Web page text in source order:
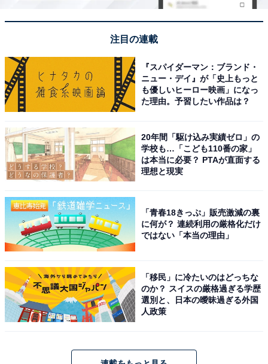
※回答者コメントは原文ママです
・
「物価高でも給料は上がらず、生活が厳しい……」世帯
年収1200万円・35歳、1カ月のリアルな収支内訳
・
世田谷区在住・世帯年収630万円の4人家族「基本的に在
宅で働き収入を得たい」1カ月のリアルな収支内訳は？
・
「物価高や収入減で貯金まで手が回らない……」世帯年
収390万円・4人家族のリアルな収支内訳を聞いた
・
年収400万円・1人暮らしの46歳女性「切り詰めてでもな
るべく早く退職したい」リアルな収支内訳を聞いた
年収850万円・資産1億円を目指す38歳男性、1カ月の
「リアルな収支内訳」と「やりくりのポイント」は？
注目の連載
『スパイダーマン：ブランド・
ニュー・デイ』が「史上もっと
も優しいヒーロー映画」になっ
た理由。予習したい作品は？
20年間「駆け込み実績ゼロ」の
学校も…「こども110番の家」
は本当に必要？ PTAが直面する
理想と現実
「青春18きっぷ」販売激減の裏
に何が？ 連続利用の厳格化だけ
ではない「本当の理由」
「移民」に冷たいのはどっちな
のか？ スイスの厳格過ぎる学歴
選別と、日本の曖昧過ぎる外国
人政策